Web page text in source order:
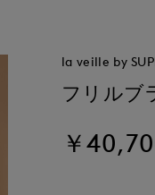
la veille by
フリルブ
￥